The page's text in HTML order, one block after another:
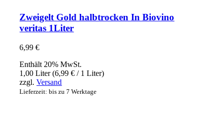
Zweigelt Gold halbtrocken In Biovino
veritas 1Liter
6,99€
Enthält 20% MwSt.
1,00 Liter (6,99€ / 1 Liter)
zzgl.Versand
Lieferzeit: bis zu 7 Werktage